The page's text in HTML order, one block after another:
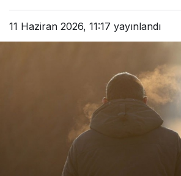
11 Haziran 2026, 11:17 yayınlandı